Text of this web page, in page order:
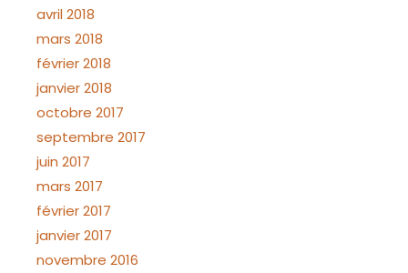
avril 2018
mars 2018
février 2018
janvier 2018
octobre 2017
septembre 2017
juin 2017
mars 2017
février 2017
janvier 2017
novembre 2016